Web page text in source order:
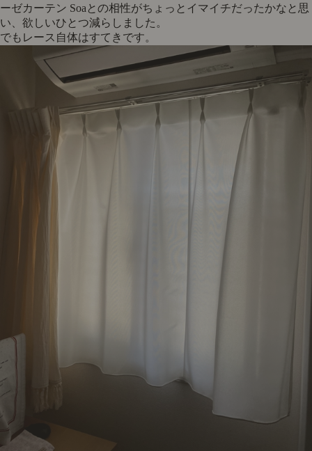
ーゼカーテン Soaとの相性がちょっとイマイチだったかなと思
い、欲しいひとつ減らしました。
でもレース自体はすてきです。